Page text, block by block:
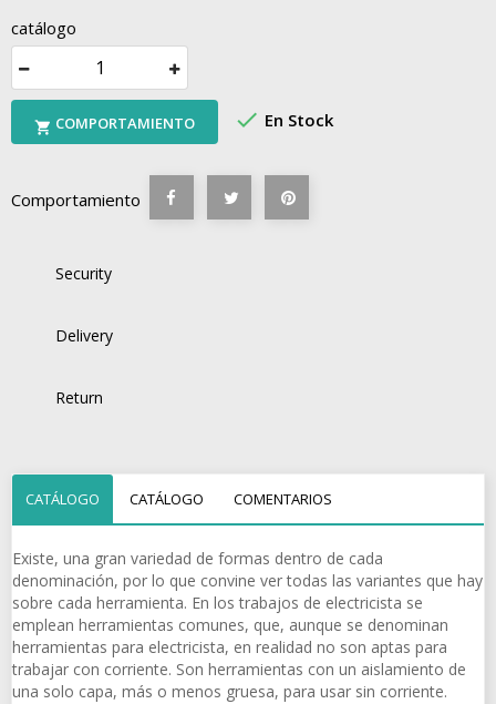
catálogo
 COMPORTAMIENTO  En Stock
Comportamiento
Security
Delivery
Return
CATÁLOGO CATÁLOGO COMENTARIOS
Existe, una gran variedad de formas dentro de cada
denominación, por lo que convine ver todas las variantes que hay
sobre cada herramienta. En los trabajos de electricista se
emplean herramientas comunes, que, aunque se denominan
herramientas para electricista, en realidad no son aptas para
trabajar con corriente. Son herramientas con un aislamiento de
una solo capa, más o menos gruesa, para usar sin corriente.